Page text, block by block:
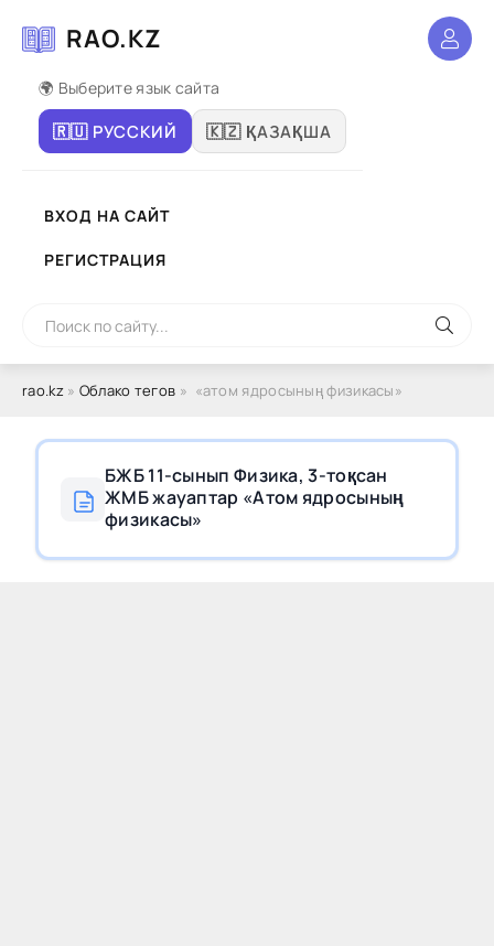
RAO.KZ
🌍 Выберите язык сайта
🇷🇺 РУССКИЙ 🇰🇿 ҚАЗАҚША
ВХОД НА САЙТ
РЕГИСТРАЦИЯ
rao.kz» Облако тегов » «атом ядросының физикасы»
БЖБ 11-сынып Физика, 3-тоқсан
ЖМБ жауаптар «Атом ядросының
физикасы»